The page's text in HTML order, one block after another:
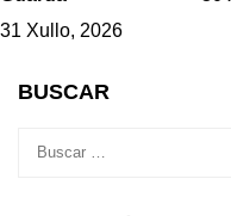
31 Xullo, 2026
BUSCAR